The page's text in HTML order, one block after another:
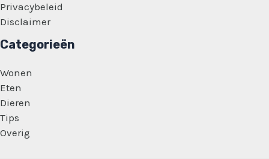
Privacybeleid
Disclaimer
Categorieën
Wonen
Eten
Dieren
Tips
Overig